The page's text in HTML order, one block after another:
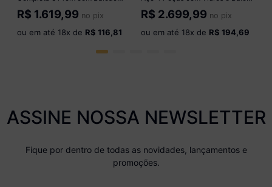
Veneza Multimóveis MP3757
Preto/Dourado
R$ 1.619,99 no pix
ou em até 18x de R$ 116,81
Multimóveis CR20353 Branco
R$ 2.699,99 no pix
ou em até 18x de R$ 194,69
ASSINE NOSSA NEWSLETTER
Fique por dentro de todas as novidades, lançamentos e
promoções.